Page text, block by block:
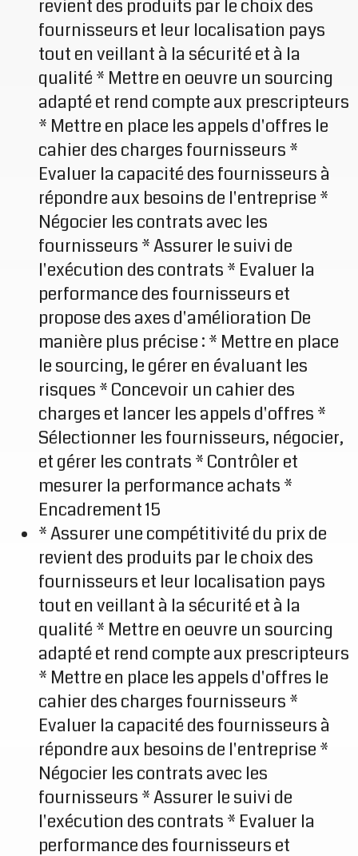
revient des produits par le choix des
fournisseurs et leur localisation pays
tout en veillant à la sécurité et à la
qualité * Mettre en oeuvre un sourcing
adapté et rend compte aux prescripteurs
* Mettre en place les appels d'offres le
cahier des charges fournisseurs *
Evaluer la capacité des fournisseurs à
répondre aux besoins de l'entreprise *
Négocier les contrats avec les
fournisseurs * Assurer le suivi de
l'exécution des contrats * Evaluer la
performance des fournisseurs et
propose des axes d'amélioration De
manière plus précise : * Mettre en place
le sourcing, le gérer en évaluant les
risques * Concevoir un cahier des
charges et lancer les appels d'offres *
Sélectionner les fournisseurs, négocier,
et gérer les contrats * Contrôler et
mesurer la performance achats *
Encadrement 15
* Assurer une compétitivité du prix de
revient des produits par le choix des
fournisseurs et leur localisation pays
tout en veillant à la sécurité et à la
qualité * Mettre en oeuvre un sourcing
adapté et rend compte aux prescripteurs
* Mettre en place les appels d'offres le
cahier des charges fournisseurs *
Evaluer la capacité des fournisseurs à
répondre aux besoins de l'entreprise *
Négocier les contrats avec les
fournisseurs * Assurer le suivi de
l'exécution des contrats * Evaluer la
performance des fournisseurs et